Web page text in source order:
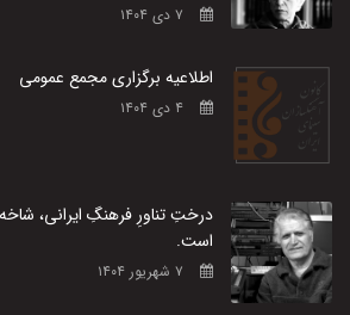
اطلاعیه برگزاری مجمع عمومی
درختِ تناورِ فرهنگِ ایرانی،
است.